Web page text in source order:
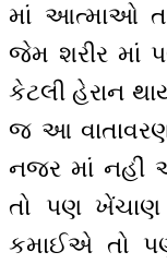
માં આત્માઓ
જેમ શરીર માં
કેટલી હેરાન
જ આ
નજર માં નહીં
તો પણ
કમાઈએ તો